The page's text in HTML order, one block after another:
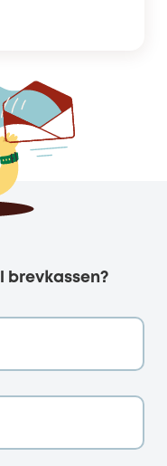
brevkassen?